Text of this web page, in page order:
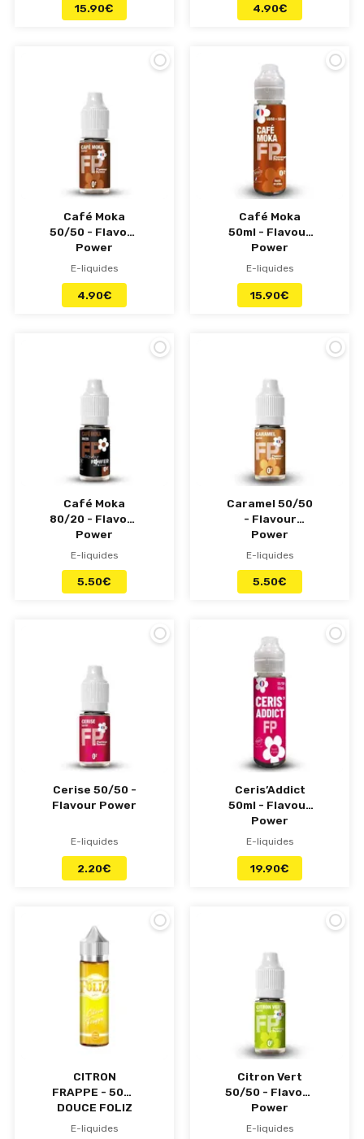
15.90€ 4.90€
Café Moka
50/50 - Flavour
Power
E-liquides
4.90€
Café Moka
50ml - Flavour
Power
E-liquides
15.90€
Café Moka
80/20 - Flavour
Power
E-liquides
5.50€
Caramel 50/50
- Flavour
Power
E-liquides
5.50€
Cerise 50/50 -
Flavour Power
E-liquides
2.20€
Ceris’Addict
50ml - Flavour
Power
E-liquides
19.90€
CITRON
FRAPPE - 50ml
DOUCE FOLIZ
by FP
E-liquides
Citron Vert
50/50 - Flavour
Power
E-liquides